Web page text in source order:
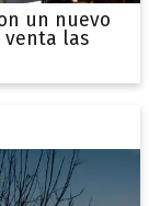
un nuevo
venta las